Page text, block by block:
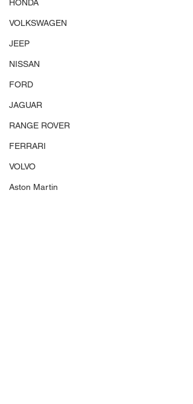
HONDA
VOLKSWAGEN
JEEP
NISSAN
FORD
JAGUAR
RANGE ROVER
FERRARI
VOLVO
Aston Martin